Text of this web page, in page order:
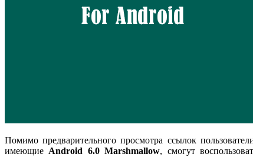
Помимо предварительного просмотра ссылок
имеющие Android 6.0 Marshmallow, смогут